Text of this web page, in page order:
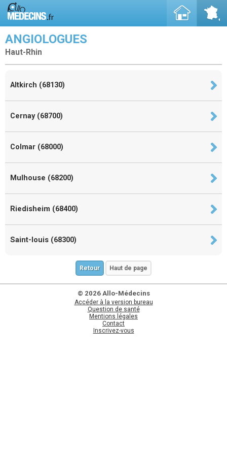
ANGIOLOGUES
Haut-Rhin
Altkirch (68130)
Cernay (68700)
Colmar (68000)
Mulhouse (68200)
Riedisheim (68400)
Saint-louis (68300)
Retour Haut de page
© 2026 Allo-Médecins
Accéder à la version bureau
Question de santé
Mentions légales
Contact
Inscrivez-vous